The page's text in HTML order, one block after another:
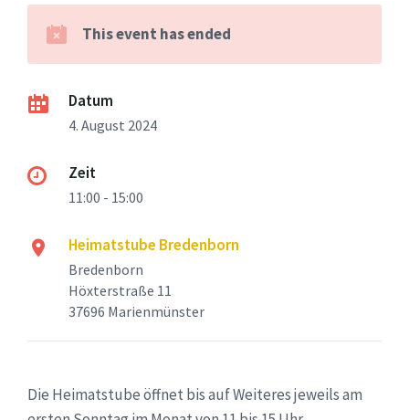
This event has ended
Datum
4. August 2024
Zeit
11:00 - 15:00
Heimatstube Bredenborn
Bredenborn
Höxterstraße 11
37696 Marienmünster
Die Heimatstube öffnet bis auf Weiteres jeweils am